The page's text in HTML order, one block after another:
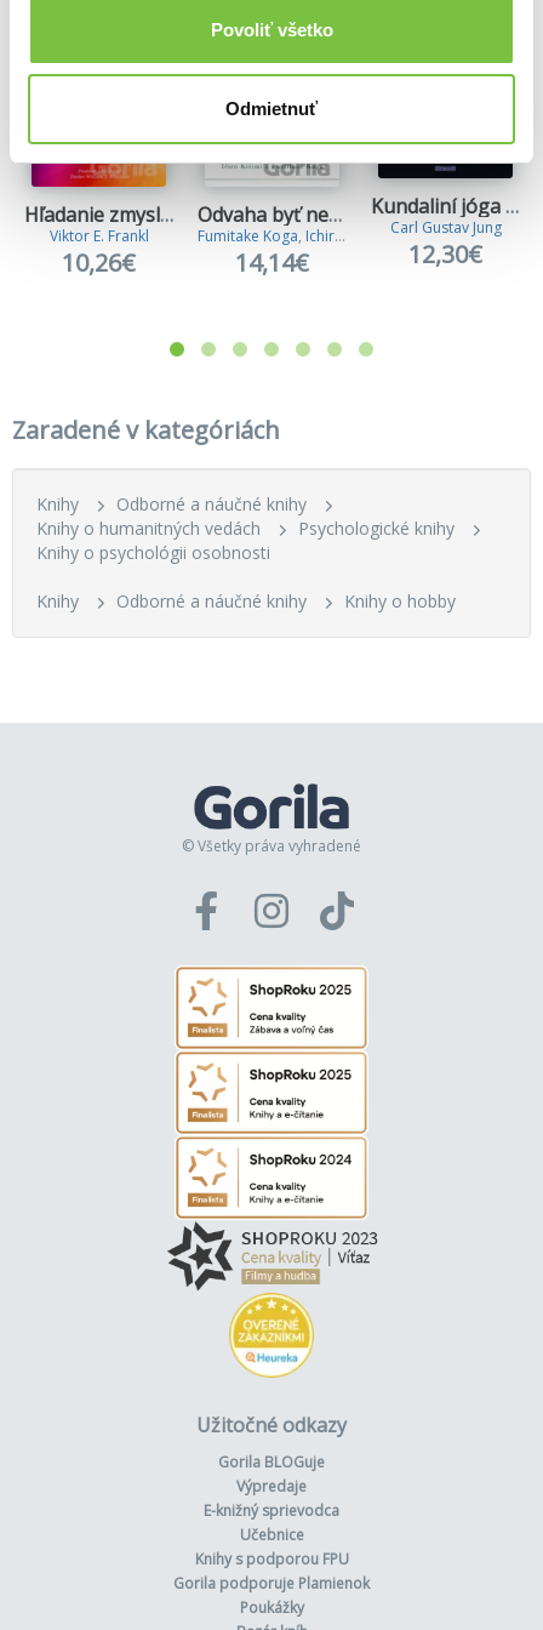
Povoliť všetko
Odmietnuť
Hľadanie zmyslu života (špeciálne vydanie)
Viktor E. Frankl
10,26€
Odvaha byť neobľúbený
Fumitake Koga, Ichiro Kishimi
14,14€
Kundaliní jóga a hlubinná psychologie
Carl Gustav Jung
12,30€
Zaradené v kategóriách
Knihy
Odborné a náučné knihy
Knihy o humanitných vedách
Psychologické knihy
Knihy o psychológii osobnosti
Knihy Odborné a náučné knihy Knihy o hobby
© Všetky práva vyhradené
Užitočné odkazy
Gorila BLOGuje
Výpredaje
E-knižný sprievodca
Učebnice
Knihy s podporou FPU
Gorila podporuje Plamienok
Poukážky